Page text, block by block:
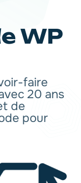
WP
faire
20 ans
de
pour